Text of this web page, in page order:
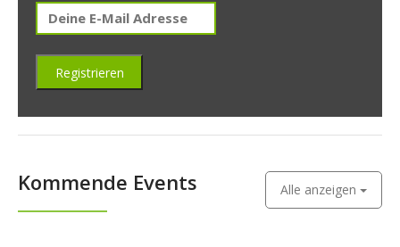
Kommende Events Alle anzeigen